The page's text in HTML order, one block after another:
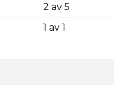
2 av 5
1 av 1